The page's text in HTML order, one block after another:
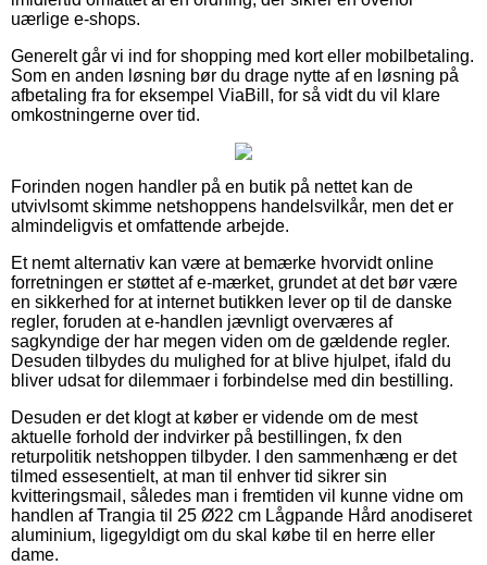
uærlige e-shops.
Generelt går vi ind for shopping med kort eller mobilbetaling.
Som en anden løsning bør du drage nytte af en løsning på
afbetaling fra for eksempel ViaBill, for så vidt du vil klare
omkostningerne over tid.
Forinden nogen handler på en butik på nettet kan de
utvivlsomt skimme netshoppens handelsvilkår, men det er
almindeligvis et omfattende arbejde.
Et nemt alternativ kan være at bemærke hvorvidt online
forretningen er støttet af e-mærket, grundet at det bør være
en sikkerhed for at internet butikken lever op til de danske
regler, foruden at e-handlen jævnligt overværes af
sagkyndige der har megen viden om de gældende regler.
Desuden tilbydes du mulighed for at blive hjulpet, ifald du
bliver udsat for dilemmaer i forbindelse med din bestilling.
Desuden er det klogt at køber er vidende om de mest
aktuelle forhold der indvirker på bestillingen, fx den
returpolitik netshoppen tilbyder. I den sammenhæng er det
tilmed essesentielt, at man til enhver tid sikrer sin
kvitteringsmail, således man i fremtiden vil kunne vidne om
handlen af Trangia til 25 Ø22 cm Lågpande Hård anodiseret
aluminium, ligegyldigt om du skal købe til en herre eller
dame.